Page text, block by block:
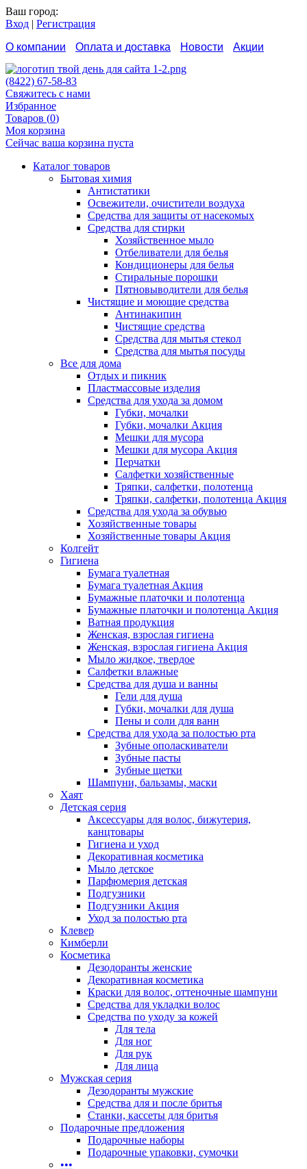
Ваш город:
Вход | Регистрация
О компании
Оплата и доставка Новости
Акции
Контакты
Как сделать заказ
Отзывы
(8422) 67-58-83
Свяжитесь с нами
Избранное
Товаров (0)
Моя корзина
Сейчас ваша корзина пуста
Каталог товаров
Бытовая химия
Антистатики
Освежители, очистители воздуха
Средства для защиты от насекомых
Средства для стирки
Хозяйственное мыло
Отбеливатели для белья
Кондиционеры для белья
Стиральные порошки
Пятновыводители для белья
Чистящие и моющие средства
Антинакипин
Чистящие средства
Средства для мытья стекол
Средства для мытья посуды
Все для дома
Отдых и пикник
Пластмассовые изделия
Средства для ухода за домом
Губки, мочалки
Губки, мочалки Акция
Мешки для мусора
Мешки для мусора Акция
Перчатки
Салфетки хозяйственные
Тряпки, салфетки, полотенца
Тряпки, салфетки, полотенца Акция
Средства для ухода за обувью
Хозяйственные товары
Хозяйственные товары Акция
Колгейт
Гигиена
Бумага туалетная
Бумага туалетная Акция
Бумажные платочки и полотенца
Бумажные платочки и полотенца Акция
Ватная продукция
Женская, взрослая гигиена
Женская, взрослая гигиена Акция
Мыло жидкое, твердое
Салфетки влажные
Средства для душа и ванны
Гели для душа
Губки, мочалки для душа
Пены и соли для ванн
Средства для ухода за полостью рта
Зубные ополаскиватели
Зубные пасты
Зубные щетки
Шампуни, бальзамы, маски
Хаят
Детская серия
Аксессуары для волос, бижутерия,
канцтовары
Гигиена и уход
Декоративная косметика
Мыло детское
Парфюмерия детская
Подгузники
Подгузники Акция
Уход за полостью рта
Клевер
Кимберли
Косметика
Дезодоранты женские
Декоративная косметика
Краски для волос, оттеночные шампуни
Средства для укладки волос
Средства по уходу за кожей
Для тела
Для ног
Для рук
Для лица
Мужская серия
Дезодоранты мужские
Средства для и после бритья
Станки, кассеты для бритья
Подарочные предложения
Подарочные наборы
Подарочные упаковки, сумочки
•••